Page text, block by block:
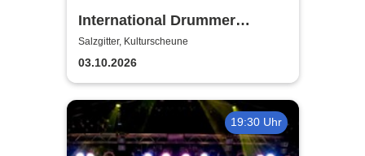
International Drummer
Meeting Konzert |
Kulturscheune
Salzgitter, Kulturscheune
03.10.2026
19:30 Uhr